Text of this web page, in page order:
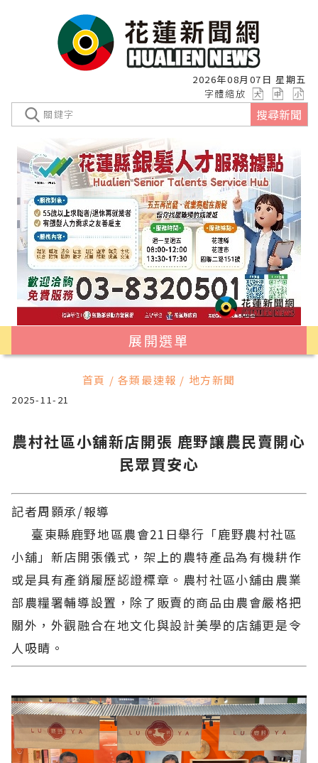
2026年08月07日 星期五
字體縮放
搜尋新聞
展開選單
首頁 / 各類最速報 / 地方新聞
2025-11-21
農村社區小舖新店開張 鹿野讓農民賣開心
民眾買安心
記者周顥承/報導
臺東縣鹿野地區農會21日舉行「鹿野農村社區
小舖」新店開張儀式，架上的農特產品為有機耕作
或是具有產銷履歷認證標章。農村社區小舖由農業
部農糧署輔導設置，除了販賣的商品由農會嚴格把
關外，外觀融合在地文化與設計美學的店舖更是令
人吸睛。